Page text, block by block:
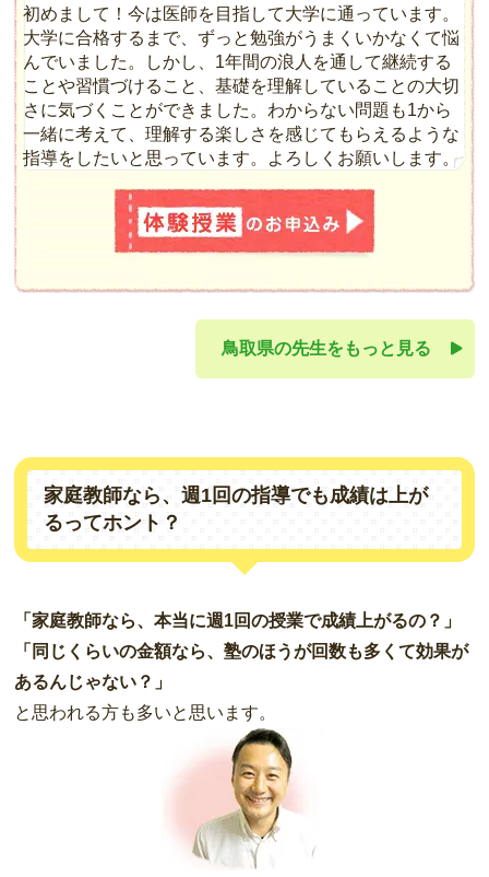
初めまして！今は医師を目指して大学に通っています。
大学に合格するまで、ずっと勉強がうまくいかなくて悩
んでいました。しかし、1年間の浪人を通して継続する
ことや習慣づけること、基礎を理解していることの大切
さに気づくことができました。わからない問題も1から
一緒に考えて、理解する楽しさを感じてもらえるような
指導をしたいと思っています。よろしくお願いします。
鳥取県の先生をもっと見る
家庭教師なら、週1回の指導でも成績は上が
るってホント？
「家庭教師なら、本当に週1回の授業で成績上がるの？」
「同じくらいの金額なら、塾のほうが回数も多くて効果が
あるんじゃない？」
と思われる方も多いと思います。